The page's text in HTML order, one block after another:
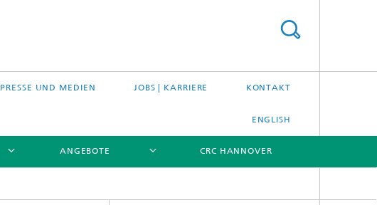
PRESSE UND MEDIEN JOBS | KARRIERE KONTAKT
ENGLISH
ANGEBOTE CRC HANNOVER